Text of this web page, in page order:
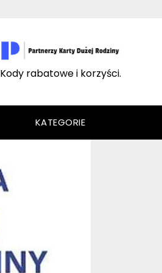
Kody rabatowe i korzyści.
KATEGORIE